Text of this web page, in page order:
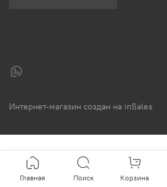
Интернет-магазин создан на inSales
Главная Поиск Корзина